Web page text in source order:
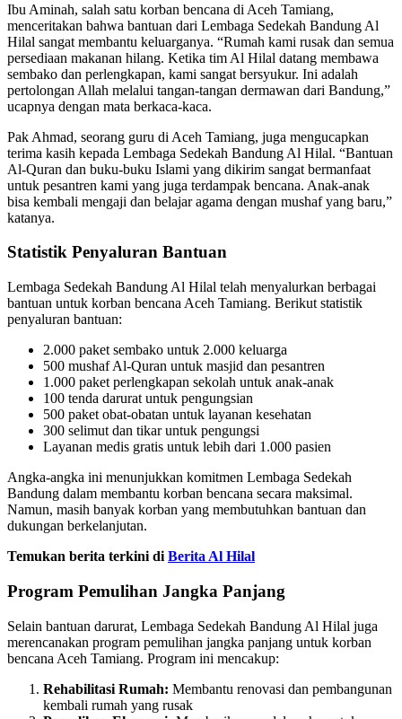
Ibu Aminah, salah satu korban bencana di Aceh Tamiang,
menceritakan bahwa bantuan dari Lembaga Sedekah Bandung Al
Hilal sangat membantu keluarganya. “Rumah kami rusak dan semua
persediaan makanan hilang. Ketika tim Al Hilal datang membawa
sembako dan perlengkapan, kami sangat bersyukur. Ini adalah
pertolongan Allah melalui tangan-tangan dermawan dari Bandung,”
ucapnya dengan mata berkaca-kaca.
Pak Ahmad, seorang guru di Aceh Tamiang, juga mengucapkan
terima kasih kepada Lembaga Sedekah Bandung Al Hilal. “Bantuan
Al-Quran dan buku-buku Islami yang dikirim sangat bermanfaat
untuk pesantren kami yang juga terdampak bencana. Anak-anak
bisa kembali mengaji dan belajar agama dengan mushaf yang baru,”
katanya.
Statistik Penyaluran Bantuan
Lembaga Sedekah Bandung Al Hilal telah menyalurkan berbagai
bantuan untuk korban bencana Aceh Tamiang. Berikut statistik
penyaluran bantuan:
2.000 paket sembako untuk 2.000 keluarga
500 mushaf Al-Quran untuk masjid dan pesantren
1.000 paket perlengkapan sekolah untuk anak-anak
100 tenda darurat untuk pengungsian
500 paket obat-obatan untuk layanan kesehatan
300 selimut dan tikar untuk pengungsi
Layanan medis gratis untuk lebih dari 1.000 pasien
Angka-angka ini menunjukkan komitmen Lembaga Sedekah
Bandung dalam membantu korban bencana secara maksimal.
Namun, masih banyak korban yang membutuhkan bantuan dan
dukungan berkelanjutan.
Temukan berita terkini di Berita Al Hilal
Program Pemulihan Jangka Panjang
Selain bantuan darurat, Lembaga Sedekah Bandung Al Hilal juga
merencanakan program pemulihan jangka panjang untuk korban
bencana Aceh Tamiang. Program ini mencakup:
Rehabilitasi Rumah: Membantu renovasi dan pembangunan
kembali rumah yang rusak